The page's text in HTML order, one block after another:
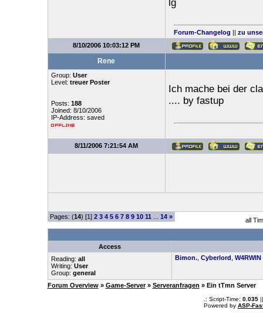
lg
Forum-Changelog || zu
8/10/2006 10:03:12 PM
Rene
Group: User
Level: treuer Poster
Posts: 188
Joined: 8/10/2006
IP-Address: saved
Ich mache bei der
.... by fastup
8/11/2006 7:21:54 AM
Pages: (14) [1] 2 3 4 5 6 7 8 9 10 11 14 » all
Access
Reading: all
Writing: User
Group: general
Bimon., Cyberlord W4RWIN
Forum Overview » Game-Server » Serveranfragen » Ein tTmn Server
.: Script-Time: 0.035||
Powered by ASP-